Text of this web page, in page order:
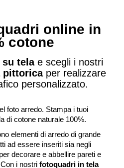
online in
cotone
telae scegli i nostri
pittoricaper realizzare
personalizzato.
foto arredo. Stampa i tuoi
di cotone naturale 100%.
elementi di arredo di grande
ad essere inseriti sia negli
decorare e abbellire pareti e
i nostri fotoquadri in tela